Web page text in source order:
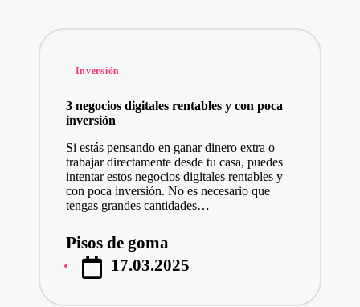
Publicado
Inversión
3 negocios digitales rentables y con poca
inversión
Si estás pensando en ganar dinero extra o
trabajar directamente desde tu casa, puedes
intentar estos negocios digitales rentables y
con poca inversión. No es necesario que
tengas grandes cantidades…
Publicado
por
Pisos de goma
17.03.2025